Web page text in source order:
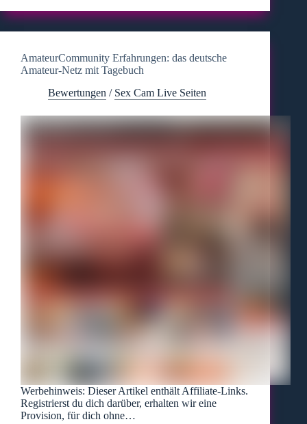
AmateurCommunity Erfahrungen: das deutsche
Amateur-Netz mit Tagebuch
Bewertungen / Sex Cam Live Seiten
Werbehinweis: Dieser Artikel enthält Affiliate-Links.
Registrierst du dich darüber, erhalten wir eine
Provision, für dich ohne…